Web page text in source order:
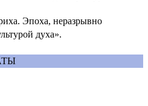
Эпоха, неразрывно
духа».